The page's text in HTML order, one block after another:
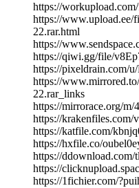
https://
https://www.upload.ee/
22.rar.html
https://
https://qiwi.gg/file/
https://pixeldrain.com/
https://
22.rar_links
https://mirrorace.org/m/
https://
https://katfile.com/
https://hxfile.co/
https://
https://
https://1fichier.com/